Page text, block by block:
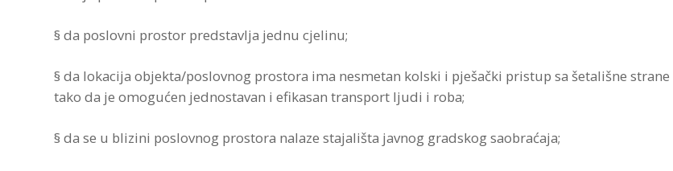
§ da poslovni prostor predstavlja jednu cjelinu;
§ da lokacija objekta/poslovnog prostora ima nesmetan kolski i pješački pristup sa šetališne strane
tako da je omogućen jednostavan i efikasan transport ljudi i roba;
§ da se u blizini poslovnog prostora nalaze stajališta javnog gradskog saobraćaja;